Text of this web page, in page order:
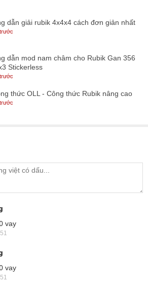
dẫn giải rubik 4x4x4 cách đơn giản nhất
dẫn mod nam châm cho Rubik Gan 356
Stickerless
thức OLL - Công thức Rubik nâng cao
vay
vay